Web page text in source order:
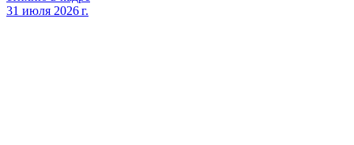
31 июля 2026 г.